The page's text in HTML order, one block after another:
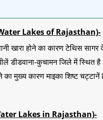
Water Lakes of Rajasthan)-
खारा होने का कारण टेथिस
डीडवाना-कुचामन जिले में स्थित
का मुख्य कारण माइका शिष्ट
Water Lakes in Rajasthan)-